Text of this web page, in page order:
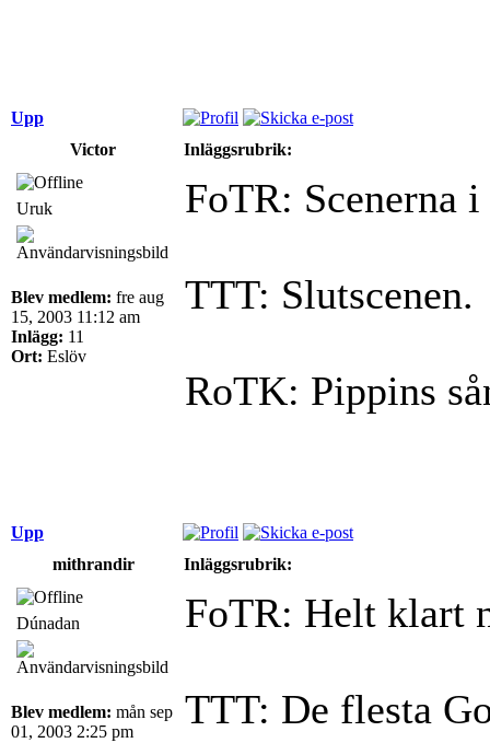
Upp
Victor
Inläggsrubrik:
Uruk
Blev medlem: fre aug
15, 2003 11:12 am
Inlägg: 11
Ort: Eslöv
FoTR: Scenerna
TTT: Slutscenen.
RoTK: Pippins
Upp
mithrandir
Inläggsrubrik:
Dúnadan
Blev medlem: mån sep
01, 2003 2:25 pm
FoTR: Helt klart
TTT: De flesta